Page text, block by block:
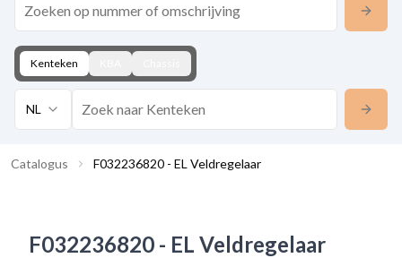
Kenteken
NL
Catalogus F032236820 - EL Veldregelaar
F032236820 - EL Veldregelaar